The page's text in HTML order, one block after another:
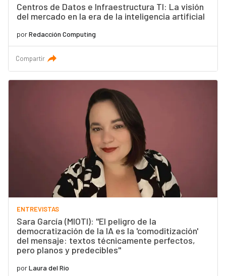
Centros de Datos e Infraestructura TI: La visión
del mercado en la era de la inteligencia artificial
porRedacción Computing
Compartir
ENTREVISTAS
Sara García (MIOTI): "El peligro de la
democratización de la IA es la 'comoditización'
del mensaje: textos técnicamente perfectos,
pero planos y predecibles"
porLaura del Río